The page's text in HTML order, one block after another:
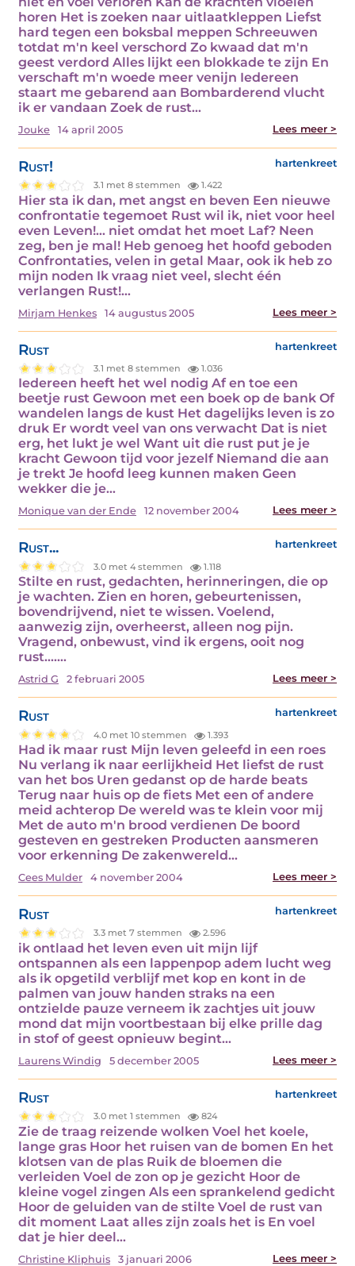
horen Het is zoeken naar uitlaatkleppen Liefst
hard tegen een boksbal meppen Schreeuwen
totdat m'n keel verschord Zo kwaad dat m'n
geest verdord Alles lijkt een blokkade te zijn En
verschaft m'n woede meer venijn Iedereen
staart me gebarend aan Bombarderend vlucht
ik er vandaan Zoek de rust…
Jouke 14 april 2005 Lees meer >
Rust! hartenkreet
3.1 met 8 stemmen 1.422
Hier sta ik dan, met angst en beven Een nieuwe
confrontatie tegemoet Rust wil ik, niet voor heel
even Leven!… niet omdat het moet Laf? Neen
zeg, ben je mal! Heb genoeg het hoofd geboden
Confrontaties, velen in getal Maar, ook ik heb zo
mijn noden Ik vraag niet veel, slecht één
verlangen Rust!…
Mirjam Henkes 14 augustus 2005 Lees meer >
Rust hartenkreet
3.1 met 8 stemmen 1.036
Iedereen heeft het wel nodig Af en toe een
beetje rust Gewoon met een boek op de bank Of
wandelen langs de kust Het dagelijks leven is zo
druk Er wordt veel van ons verwacht Dat is niet
erg, het lukt je wel Want uit die rust put je je
kracht Gewoon tijd voor jezelf Niemand die aan
je trekt Je hoofd leeg kunnen maken Geen
wekker die je…
Monique van der Ende 12 november 2004 Lees meer >
Rust... hartenkreet
3.0 met 4 stemmen 1.118
Stilte en rust, gedachten, herinneringen, die op
je wachten. Zien en horen, gebeurtenissen,
bovendrijvend, niet te wissen. Voelend,
aanwezig zijn, overheerst, alleen nog pijn.
Vragend, onbewust, vind ik ergens, ooit nog
rust....…
Astrid G 2 februari 2005 Lees meer >
Rust hartenkreet
4.0 met 10 stemmen 1.393
Had ik maar rust Mijn leven geleefd in een roes
Nu verlang ik naar eerlijkheid Het liefst de rust
van het bos Uren gedanst op de harde beats
Terug naar huis op de fiets Met een of andere
meid achterop De wereld was te klein voor mij
Met de auto m'n brood verdienen De boord
gesteven en gestreken Producten aansmeren
voor erkenning De zakenwereld…
Cees Mulder 4 november 2004 Lees meer >
Rust hartenkreet
3.3 met 7 stemmen 2.596
ik ontlaad het leven even uit mijn lijf
ontspannen als een lappenpop adem lucht weg
als ik opgetild verblijf met kop en kont in de
palmen van jouw handen straks na een
ontzielde pauze verneem ik zachtjes uit jouw
mond dat mijn voortbestaan bij elke prille dag
in stof of geest opnieuw begint…
Laurens Windig 5 december 2005 Lees meer >
Rust hartenkreet
3.0 met 1 stemmen 824
Zie de traag reizende wolken Voel het koele,
lange gras Hoor het ruisen van de bomen En het
klotsen van de plas Ruik de bloemen die
verleiden Voel de zon op je gezicht Hoor de
kleine vogel zingen Als een sprankelend gedicht
Hoor de geluiden van de stilte Voel de rust van
dit moment Laat alles zijn zoals het is En voel
dat je hier deel…
Christine Kliphuis 3 januari 2006 Lees meer >